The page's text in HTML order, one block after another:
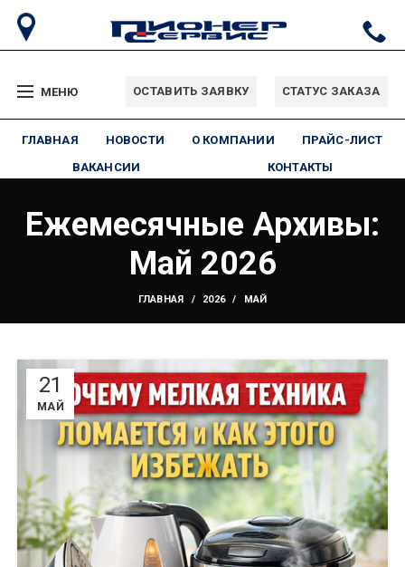
МЕНЮ ОСТАВИТЬ ЗАЯВКУ СТАТУС ЗАКАЗА
ГЛАВНАЯ НОВОСТИ О КОМПАНИИ
ПРАЙС-ЛИСТ
ВАКАНСИИ
КОНТАКТЫ
Ежемесячные Архивы:
Май 2026
ГЛАВНАЯ 2026 МАЙ
21
МАЙ